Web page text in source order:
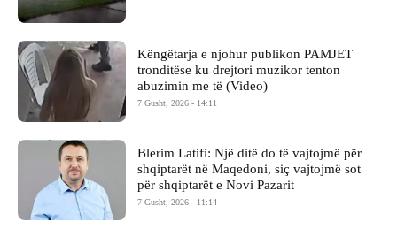
Këngëtarja e njohur publikon PAMJET
tronditëse ku drejtori muzikor tenton
abuzimin me të (Video)
7 Gusht, 2026 - 14:11
Blerim Latifi: Një ditë do të vajtojmë për
shqiptarët në Maqedoni, siç vajtojmë sot
për shqiptarët e Novi Pazarit
7 Gusht, 2026 - 11:14